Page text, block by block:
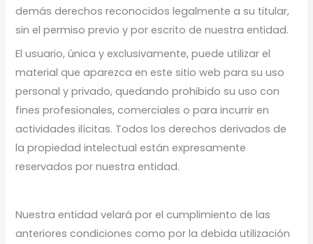
demás derechos reconocidos legalmente a su titular,
sin el permiso previo y por escrito de nuestra entidad.
El usuario, única y exclusivamente, puede utilizar el
material que aparezca en este sitio web para su uso
personal y privado, quedando prohibido su uso con
fines profesionales, comerciales o para incurrir en
actividades ilícitas. Todos los derechos derivados de
la propiedad intelectual están expresamente
reservados por nuestra entidad.
Nuestra entidad velará por el cumplimiento de las
anteriores condiciones como por la debida utilización